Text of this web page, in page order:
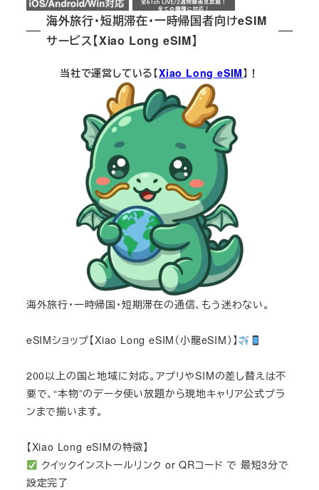
海外旅行・短期滞在・一時帰国者向けeSIM
サービス【Xiao Long eSIM】
当社で運営している【Xiao Long eSIM】！
海外旅行・一時帰国・短期滞在の通信、もう迷わない。
eSIMショップ【Xiao Long eSIM（小龍eSIM）】
200以上の国と地域に対応。アプリやSIMの差し替えは不
要で、“本物”のデータ使い放題から現地キャリア公式プラ
ンまで揃います。
【Xiao Long eSIMの特徴】
クイックインストールリンク or QRコード で 最短3分で
設定完了